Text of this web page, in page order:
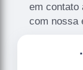
em contato
com nossa
.